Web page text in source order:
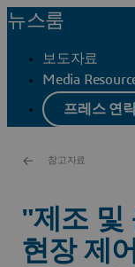
뉴스룸
보도자료
Media
프레스 연
참고자료
"제조 및
현장 제